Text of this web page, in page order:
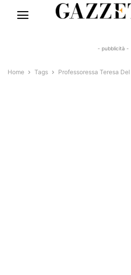
- pubblicità -
Home Tags Professoressa Teresa